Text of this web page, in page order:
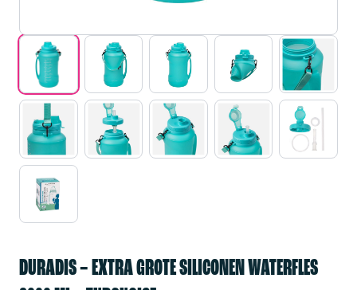
DURADIS – EXTRA GROTE SILICONEN WATERFLES